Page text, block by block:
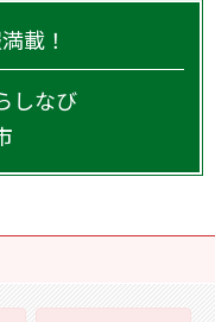
載！
しなび